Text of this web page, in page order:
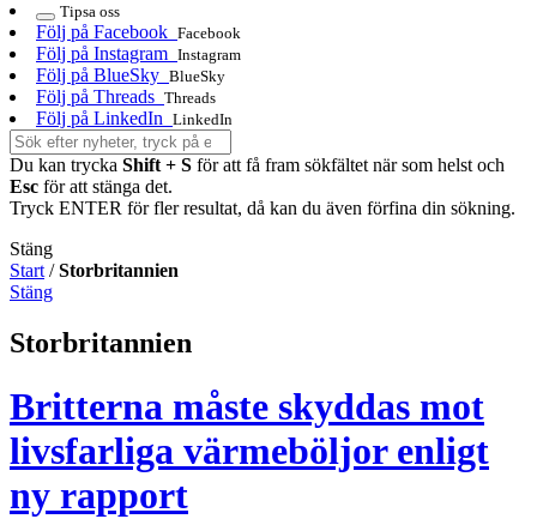
Tipsa oss
Följ på Facebook Facebook
Följ på Instagram Instagram
Följ på BlueSky BlueSky
Följ på Threads Threads
Följ på LinkedIn LinkedIn
Du kan trycka Shift + S för att få fram sökfältet när som helst och
Esc för att stänga det.
Tryck ENTER för fler resultat, då kan du även förfina din sökning.
Stäng
Start /Storbritannien
Stäng
Storbritannien
Britterna måste skyddas mot
livsfarliga värmeböljor enligt
ny rapport